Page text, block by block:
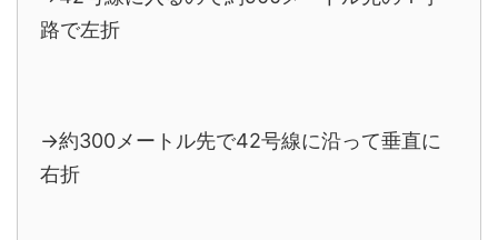
路で左折
→約300メートル先で42号線に沿って垂直に
右折